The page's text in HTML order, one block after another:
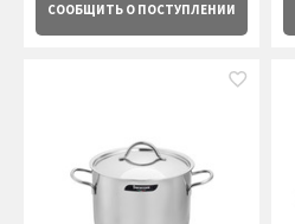
СООБЩИТЬ О ПОСТУПЛЕНИИ